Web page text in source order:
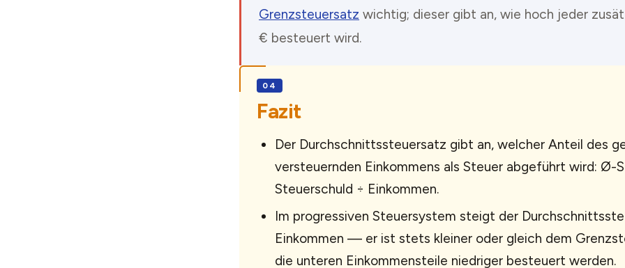
Grenzsteuersatz wichtig; dieser gibt an, wie hoch jeder
€ besteuert wird.
Fazit
Der Durchschnittssteuersatz gibt an, welcher Anteil des
versteuernden Einkommens als Steuer abgeführt wird: Ø-
Steuerschuld ÷ Einkommen.
Im progressiven Steuersystem steigt der
Einkommen — er ist stets kleiner oder gleich dem
die unteren Einkommensteile niedriger besteuert werden.